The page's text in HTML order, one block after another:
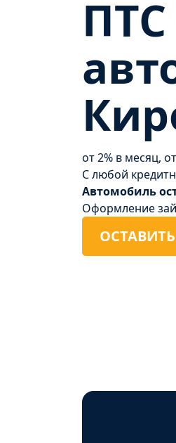
ПТС
от 2% в месяц,
С любой
Автомобиль
Оформление